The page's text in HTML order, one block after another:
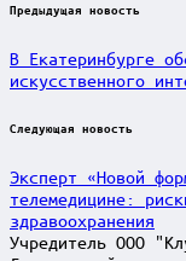
Post
navigation
Предыдущая новость
В Екатеринбурге
искусственного
Следующая новость
Эксперт «Новой
телемедицине:
здравоохранения
Учредитель ООО